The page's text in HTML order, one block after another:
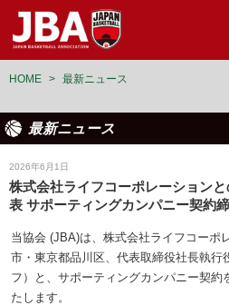
HOME > 最新ニュース
最新ニュース
2026年6月1日
株式会社ライフコーポレーション
表 サポーティングカンパニー契約
当協会 (JBA)は、株式会社ライフコーポ
市・東京都品川区、代表取締役社長執行
フ）と、サポーティングカンパニー契約
たします。